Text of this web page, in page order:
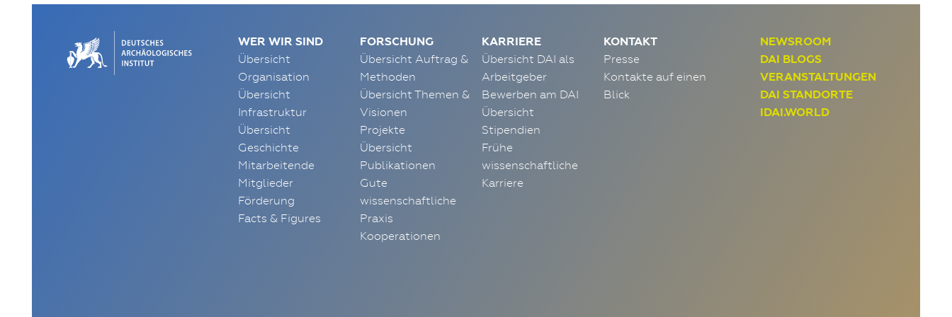
NEWSROOM
DAI BLOGS
VERANSTALTUNGEN
DAI STANDORTE
IDAI.WORLD
WER WIR SIND
Übersicht
Organisation
Übersicht
Infrastruktur
Übersicht
Geschichte
Mitarbeitende
Mitglieder
Förderung
Facts & Figures
FORSCHUNG
Übersicht Auftrag &
Methoden
Übersicht Themen &
Visionen
Projekte
Übersicht
Publikationen
Gute
wissenschaftliche
Praxis
Kooperationen
KARRIERE
Übersicht DAI als
Arbeitgeber
Bewerben am DAI
Übersicht
Stipendien
Frühe
wissenschaftliche
Karriere
KONTAKT
Presse
Kontakte auf einen
Blick